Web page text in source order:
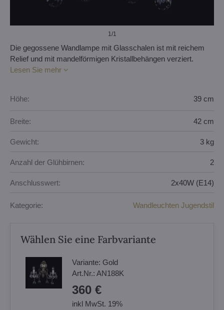
1/1
Die gegossene Wandlampe mit Glasschalen ist mit reichem
Relief und mit mandelförmigen Kristallbehängen verziert.
Lesen Sie mehr
Höhe: 39 cm
Breite: 42 cm
Gewicht: 3 kg
Anzahl der Glühbirnen: 2
Anschlusswert: 2x40W (E14)
Kategorie: Wandleuchten Jugendstil
Wählen Sie eine Farbvariante
Variante: Gold
Art.Nr.: AN188K
360 €
inkl MwSt. 19%